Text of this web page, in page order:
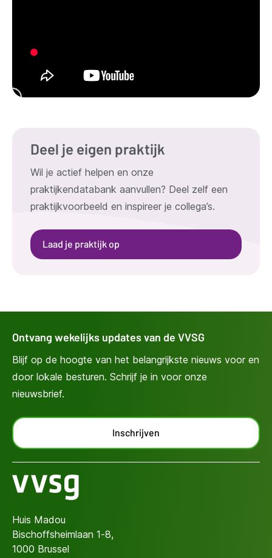
Deel je eigen praktijk
Wil je actief helpen en onze
praktijkendatabank aanvullen? Deel zelf een
praktijkvoorbeeld en inspireer je collega’s.
Laad je praktijk op
Ontvang wekelijks updates van de VVSG
Blijf op de hoogte van het belangrijkste nieuws voor en
door lokale besturen. Schrijf je in voor onze
nieuwsbrief.
Inschrijven
Huis Madou
Bischoffsheimlaan 1-8,
1000 Brussel